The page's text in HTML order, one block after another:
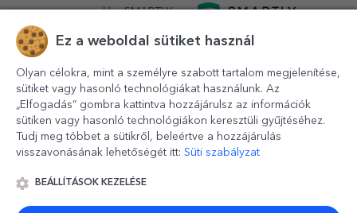
powered bySMARTLY.ro
© 2016-2026 StarGift
Ez a weboldal sütiket használ
Olyan célokra, mint a személyre szabott tartalom megjelenítése,
sütiket vagy hasonló technológiákat használunk. Az
„Elfogadás” gombra kattintva hozzájárulsz az információk
sütiken vagy hasonló technológiákon keresztüli gyűjtéséhez.
Tudj meg többet a sütikről, beleértve a hozzájárulás
visszavonásának lehetőségét itt: Süti szabályzat
BEÁLLÍTÁSOK KEZELÉSE